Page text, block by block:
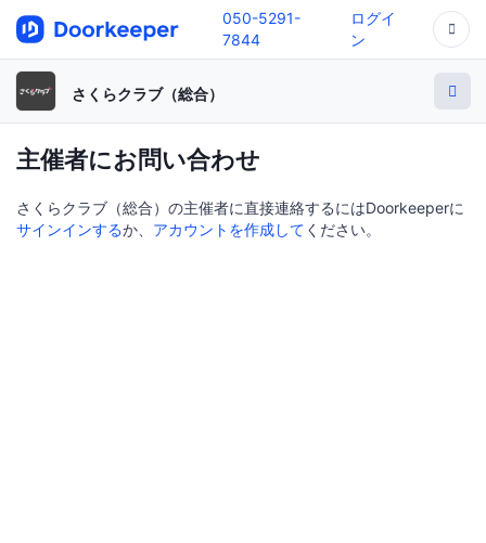
050-5291-
7844
ログイ
ン
さくらクラブ（総合）
主催者にお問い合わせ
さくらクラブ（総合）の主催者に直接連絡するにはDoorkeeperに
サインインするか、 アカウントを作成して ください。